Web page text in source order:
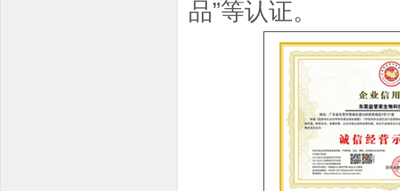
品”等认证。